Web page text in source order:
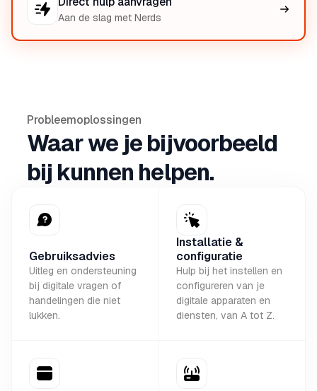
Aan de slag met Nerds
Probleemoplossingen
Waar we je bijvoorbeeld
bij kunnen helpen.
Gebruiksadvies
Uitleg en ondersteuning
bij digitale vragen of
handelingen die niet
lukken.
Installatie &
configuratie
Hulp bij het instellen en
configureren van je
digitale apparaten en
diensten, van A tot Z.